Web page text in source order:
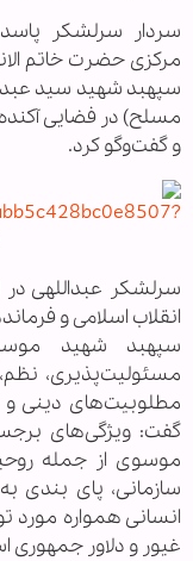
سردار سرلشکر
مرکزی حضرت خاتم
سپهبد شهید سید
مسلح) در فضایی آکنده
و گفت‌وگو کرد.
سرلشکر عبداللهی در
انقلاب اسلامی و
سپهبد شهید
مسئولیت‌پذیری،
مطلوبیت‌های دینی و
گفت: ویژگی‌های
موسوی از جمله
سازمانی، پای بندی
انسانی همواره مورد
غیور و دلاور جمهوری